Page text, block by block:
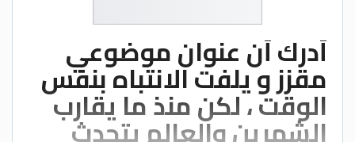
أدرك أن عنوان موضوعي
مقزز و يلفت الانتباه بنفس
الوقت ، لكن منذ ما يقارب
الشهرين والعالم يتحدث